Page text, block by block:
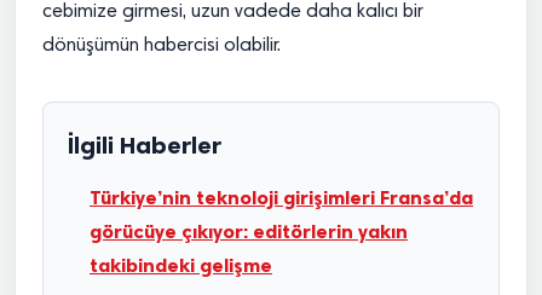
cebimize girmesi, uzun vadede daha kalıcı bir
dönüşümün habercisi olabilir.
İlgili Haberler
Türkiye’nin teknoloji girişimleri Fransa’da
görücüye çıkıyor: editörlerin yakın
takibindeki gelişme